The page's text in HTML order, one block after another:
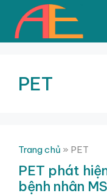
Chuyển
dung
PET
Trang chủ » PET
PET phát
bệnh nhân MS